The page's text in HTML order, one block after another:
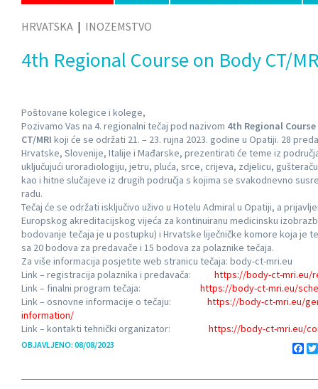
HRVATSKA | INOZEMSTVO
4th Regional Course on Body CT/
Poštovane kolegice i kolege,
Pozivamo Vas na 4. regionalni tečaj pod nazivom 4th Regional
CT/MRI koji će se održati 21. – 23. rujna 2023. godine u Opatiji. 28
Hrvatske, Slovenije, Italije i Mađarske, prezentirati će teme iz
uključujući uroradiologiju, jetru, pluća, srce, crijeva, zdjelicu,
kao i hitne slučajeve iz drugih područja s kojima se svakodnevno
radu.
Tečaj će se održati isključivo uživo u Hotelu Admiral u Opatiji, a
Europskog akreditacijskog vijeća za kontinuiranu medicinsku
bodovanje tečaja je u postupku) i Hrvatske liječničke komore koja je
sa 20 bodova za predavače i 15 bodova za polaznike tečaja.
Za više informacija posjetite web stranicu tečaja: body-ct-mri.eu
Link – registracija polaznika i predavača: https://body-ct-mri.eu/
Link – finalni program tečaja: https://body-ct-mri.eu/
Link – osnovne informacije o tečaju: https://body-ct-mri.eu/
information/
Link – kontakti tehnički organizator: https://body-ct-mri.eu/
OBJAVLJENO: 08/08/2023